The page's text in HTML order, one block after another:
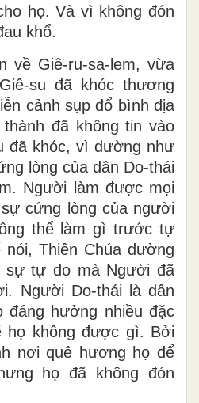
họ. Và vì không đón
khổ.
về Giê-ru-sa-lem, vừa
su đã khóc thương
cảnh sụp đổ bình địa
đã không tin vào
đã khóc, vì dường như
lòng của dân Do-thái
Người làm được mọi
cứng lòng của người
thể làm gì trước tự
Thiên Chúa dường
tự do mà Người đã
Người Do-thái là dân
đáng hưởng nhiều đặc
họ không được gì. Bởi
nơi quê hương họ để
họ đã không đón